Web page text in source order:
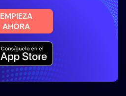
EMPIEZA
AHORA